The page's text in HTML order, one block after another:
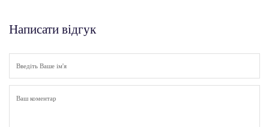
Написати відгук